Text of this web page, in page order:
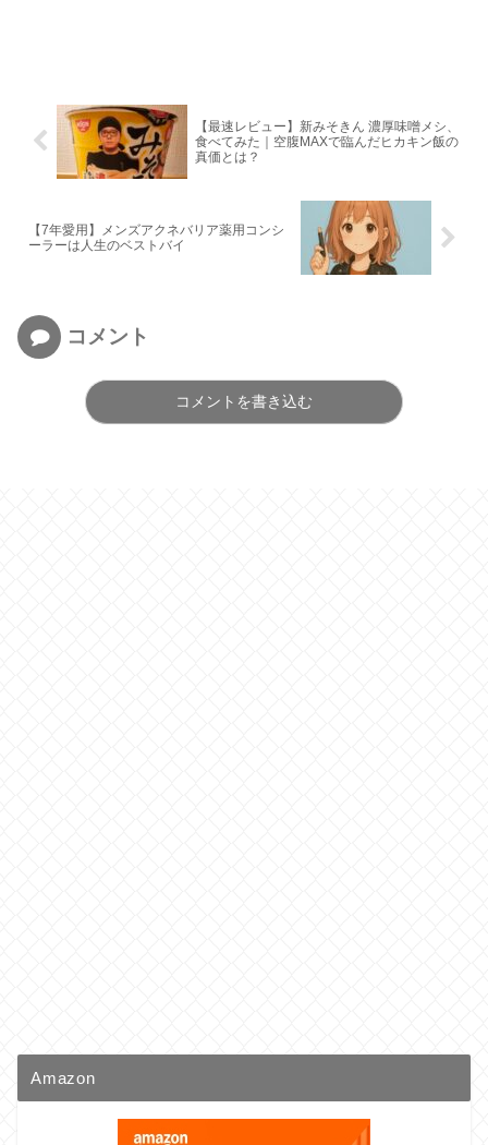
【最速レビュー】新みそきん 濃厚味噌メシ、
食べてみた｜空腹MAXで臨んだヒカキン飯の
真価とは？
【7年愛用】メンズアクネバリア薬用コンシ
ーラーは人生のベストバイ
コメント
コメントを書き込む
Amazon